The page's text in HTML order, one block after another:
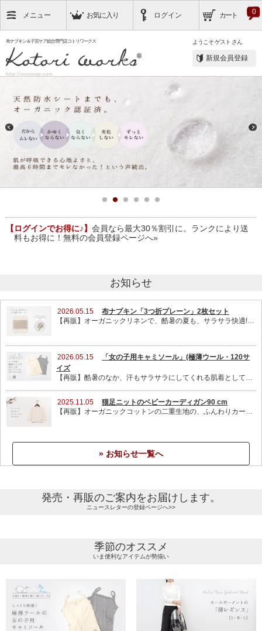
布ナプキン＆子宮ケア総合専門店コトリワークス
http://nunonap.com
ようこそゲスト さん
新規会員登録
メニュー お気に入り ログイン カート 0
【ログインでお得に♪】 会員なら最大30％割引に。ランクにより送
料もお得に！無料の会員登録ページへ»
お知らせ
2026.05.15
布ナプキン「3つ折プレーン」2枚セット
【再販】オーガニックリネンで、酷暑の夏も、サラサラ快適!しっかり吸収しながらも、綺麗な面をなん度も交換できるので、衛生的です。2枚セットのみ再販しました。
2026.05.15
「女の子用キャミソール」(極薄ウール・120サ
イズ
2025.11.05
猫足ニットのベビーカーディガン90 cm
【再販】オーガニックコットンの二重生地の、ふんわりカーディガン。一枚あると、今の季節に便利です。肌にも優しいので、おうちでは、パジャマ代わりにも、オススメ!
» お知らせ一覧へ
発売・再販のご案内をお届けします。
ニュースレターの登録ページへ>>
季節のオススメ
いま便利なアイテムが勢揃い